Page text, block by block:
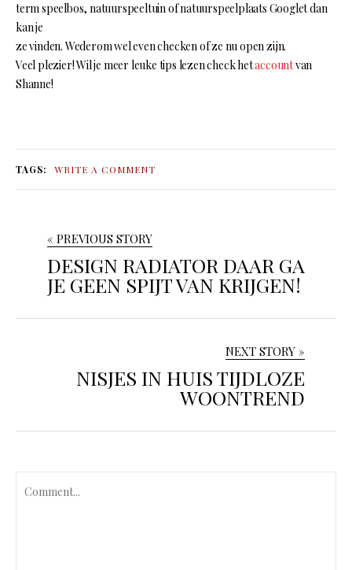
term speelbos, natuurspeeltuin of natuurspeelplaats Googlet dan
kan je
ze vinden. Wederom wel even checken of ze nu open zijn.
Veel plezier! Wil je meer leuke tips lezen check hetaccountvan
Shanne!
TAGS: WRITE A COMMENT
« PREVIOUS STORY
DESIGN RADIATOR DAAR GA
JE GEEN SPIJT VAN KRIJGEN!
NEXT STORY »
NISJES IN HUIS TIJDLOZE
WOONTREND